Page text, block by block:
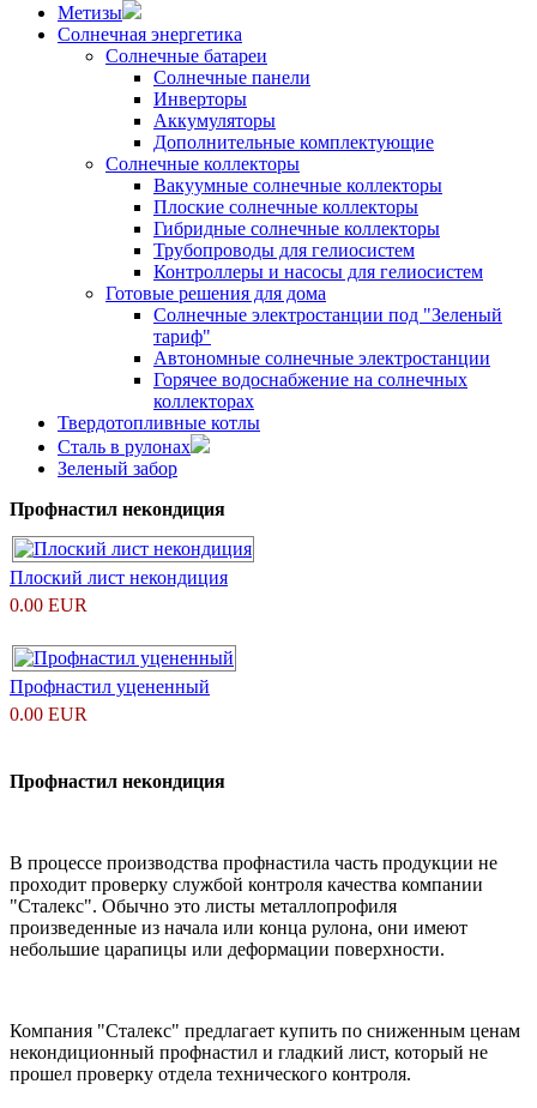
Метизы
Солнечная энергетика
Солнечные батареи
Солнечные панели
Инверторы
Аккумуляторы
Дополнительные комплектующие
Солнечные коллекторы
Вакуумные солнечные коллекторы
Плоские солнечные коллекторы
Гибридные солнечные коллекторы
Трубопроводы для гелиосистем
Контроллеры и насосы для гелиосистем
Готовые решения для дома
Солнечные электростанции под "Зеленый
тариф"
Автономные солнечные электростанции
Горячее водоснабжение на солнечных
коллекторах
Твердотопливные котлы
Сталь в рулонах
Зеленый забор
Профнастил некондиция
Плоский лист некондиция
0.00 EUR
Профнастил уцененный
0.00 EUR
Профнастил некондиция
В процессе производства профнастила часть продукции не
проходит проверку службой контроля качества компании
"Сталекс". Обычно это листы металлопрофиля
произведенные из начала или конца рулона, они имеют
небольшие царапицы или деформации поверхности.
Компания "Сталекс" предлагает купить по сниженным ценам
некондиционный профнастил и гладкий лист, который не
прошел проверку отдела технического контроля.